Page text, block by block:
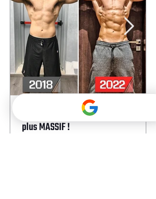
Ali H, 39 ans — Plus SEC, plus FORT,
plus MASSIF !